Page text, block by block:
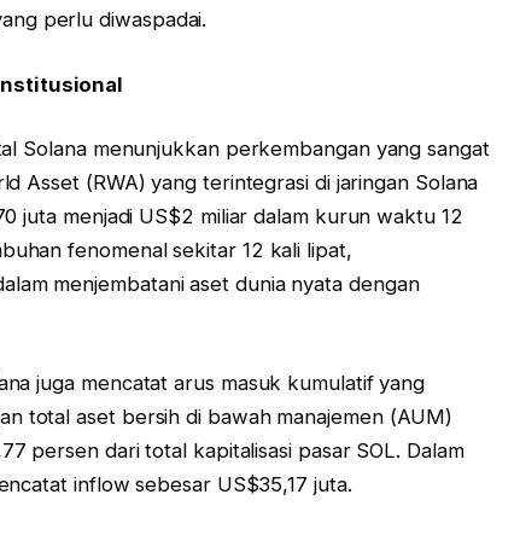
perlu diwaspadai.
Solana menunjukkan perkembangan yang sangat
Asset (RWA) yang terintegrasi di jaringan Solana
juta menjadi US$2 miliar dalam kurun waktu 12
fenomenal sekitar 12 kali lipat,
menjembatani aset dunia nyata dengan
juga mencatat arus masuk kumulatif yang
total aset bersih di bawah manajemen (AUM)
persen dari total kapitalisasi pasar SOL. Dalam
inflow sebesar US$35,17 juta.